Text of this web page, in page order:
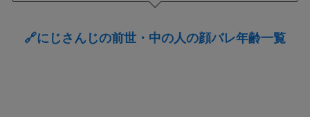
🔗にじさんじの前世・中の人の顔バレ年齢一覧